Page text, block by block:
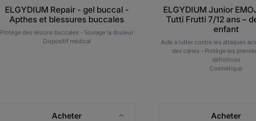
ELGYDIUM Repair - gel buccal -
Apthes et blessures buccales
Protège des lésions buccales - Soulage la douleur
Dispositif médical
Acheter
ELGYDIUM Junior
Tutti Frutti 7/12 ans –
enfant
Aide à lutter contre les attaques
des caries - Protège les
définitives
Cosmétique
Acheter